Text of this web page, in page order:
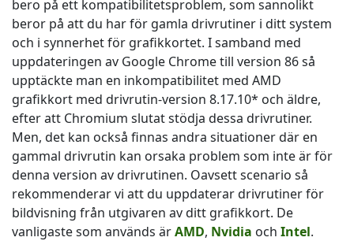
bero på ett kompatibilitetsproblem, som sannolikt
beror på att du har för gamla drivrutiner i ditt system
och i synnerhet för grafikkortet. I samband med
uppdateringen av Google Chrome till version 86 så
upptäckte man en inkompatibilitet med AMD
grafikkort med drivrutin-version 8.17.10* och äldre,
efter att Chromium slutat stödja dessa drivrutiner.
Men, det kan också finnas andra situationer där en
gammal drivrutin kan orsaka problem som inte är för
denna version av drivrutinen. Oavsett scenario så
rekommenderar vi att du uppdaterar drivrutiner för
bildvisning från utgivaren av ditt grafikkort. De
vanligaste som används ärAMD, Nvidia och Intel.